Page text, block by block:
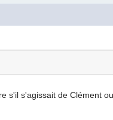
s'il s'agissait de Clément